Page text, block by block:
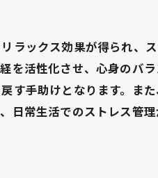
ラックス効果が得られ、
を活性化させ、心身のバ
す手助けとなります。ま
常生活でのストレス管理